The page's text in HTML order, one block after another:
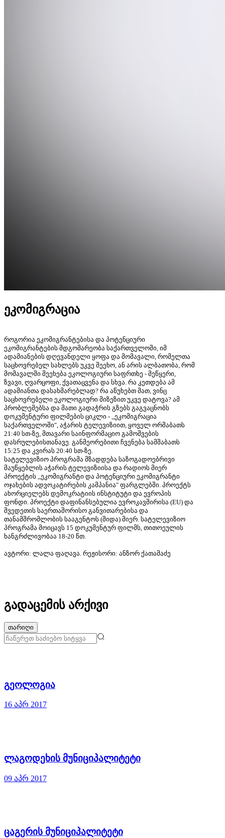
ეკომიგრაცია
როგორია ეკომიგრანტებისა და პოტენციური
ეკომიგრანტების მდგომარეობა საქართველოში, იმ
ადამიანების დღევანდელი ყოფა და მომავალი, რომელთა
საცხოვრებელ სახლებს უკვე შეეხო, ან არის ალბათობა, რომ
მომავალში შეეხება ეკოლოგიური საფრთხე - მეწყერი,
ზვავი, ღვარცოფი, ქვათაცვენა და სხვა. რა კეთდება ამ
ადამიანთა დასახმარებლად? რა აწუხებთ მათ, ვინც
საცხოვრებელი ეკოლოგიური მიზეზით უკვე დატოვა? ამ
პრობლემებსა და მათი გადაჭრის გზებს გაგვაცნობს
დოკუმენტური ფილმების ციკლი - ,,ეკომიგრაცია
საქართველოში", აჭარის ტელევიზიით, ყოველ ორშაბათს
21:40 სთ-ზე, მთავარი საინფორმაციო გამოშვების
დასრულებისთანავე. განმეორებითი ჩვენება სამშაბათს
15:25 და კვირას 20:40 სთ-ზე.
სატელევიზიო პროგრამა მზადდება საზოგადოებრივი
მაუწყებლის აჭარის ტელევიზიისა და რადიოს მიერ
პროექტის ,,ეკომიგრანტი და პოტენციური ეკომიგრანტი
ოჯახების ადვოკატირების კამპანია" ფარგლებში. პროექტს
ახორციელებს დემოკრატიის ინსტიტუტი და ევროპის
ფონდი. პროექტი დაფინანსებულია ევროკავშირისა (EU) და
შვედეთის საერთაშორისო განვითარებისა და
თანამშრომლობის სააგენტოს (შიდა) მიერ. სატელევიზიო
პროგრამა მოიცავს 15 დოკუმენტურ ფილმს, თითოეულის
ხანგრძლივობაა 18-20 წთ.
ავტორი: ლალა ფაღავა. რეჟისორი: ანზორ ქათამაძე
გადაცემის არქივი
თარიღი
გეოლოგია
16 აპრ 2017
ლაგოდეხის მუნიციპალიტეტი
09 აპრ 2017
ცაგერის მუნიციპალიტეტი